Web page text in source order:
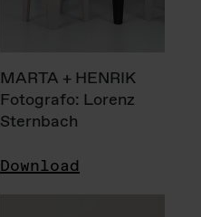
MARTA + HENRIK
Fotografo: Lorenz
Sternbach
Download